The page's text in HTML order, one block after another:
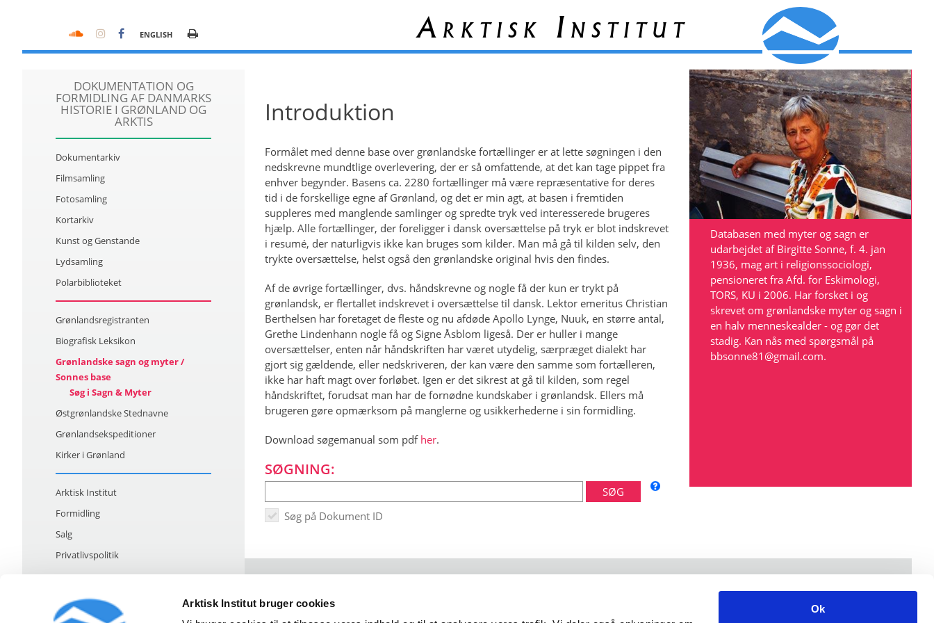
Arktisk Institut bruger cookies
Ok
ENGLISH
DOKUMENTATION OG
FORMIDLING AF DANMARKS
HISTORIE I GRØNLAND OG
ARKTIS
Dokumentarkiv
Filmsamling
Fotosamling
Kortarkiv
Kunst og Genstande
Lydsamling
Polarbiblioteket
Grønlandsregistranten
Biografisk Leksikon
Grønlandske sagn og myter /
Sonnes base
Søg i Sagn & Myter
Østgrønlandske Stednavne
Grønlandsekspeditioner
Kirker i Grønland
Arktisk Institut
Formidling
Salg
Privatlivspolitik
Arktisk Institut
Introduktion
Formålet med denne base over grønlandske fortællinger er at lette søgningen i den
nedskrevne mundtlige overlevering, der er så omfattende, at det kan tage pippet fra
enhver begynder. Basens ca. 2280 fortællinger må være repræsentative for deres
tid i de forskellige egne af Grønland, og det er min agt, at basen i fremtiden
suppleres med manglende samlinger og spredte tryk ved interesserede brugeres
hjælp. Alle fortællinger, der foreligger i dansk oversættelse på tryk er blot indskrevet
i resumé, der naturligvis ikke kan bruges som kilder. Man må gå til kilden selv, den
trykte oversættelse, helst også den grønlandske original hvis den findes.
Af de øvrige fortællinger, dvs. håndskrevne og nogle få der kun er trykt på
grønlandsk, er flertallet indskrevet i oversættelse til dansk. Lektor emeritus Christian
Berthelsen har foretaget de fleste og nu afdøde Apollo Lynge, Nuuk, en større antal,
Grethe Lindenhann nogle få og Signe Åsblom ligeså. Der er huller i mange
oversættelser, enten når håndskriften har været utydelig, særpræget dialekt har
gjort sig gældende, eller nedskriveren, der kan være den samme som fortælleren,
ikke har haft magt over forløbet. Igen er det sikrest at gå til kilden, som regel
håndskriftet, forudsat man har de fornødne kundskaber i grønlandsk. Ellers må
brugeren gøre opmærksom på manglerne og usikkerhederne i sin formidling.
Download søgemanual som pdf her.
SØGNING:
Søg på Dokument ID
Databasen med myter og sagn er
udarbejdet af Birgitte Sonne, f. 4. jan
1936, mag art i religionssociologi,
pensioneret fra Afd. for Eskimologi,
TORS, KU i 2006. Har forsket i og
skrevet om grønlandske myter og sagn i
en halv menneskealder - og gør det
stadig. Kan nås med spørgsmål på
bbsonne81@gmail.com.
Strandgade 102